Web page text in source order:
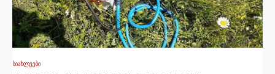
სიახლეები